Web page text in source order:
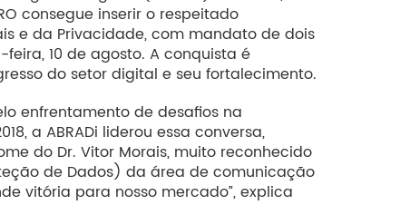
consegue inserir o respeitado
e da Privacidade, com mandato de dois
10 de agosto. A conquista é
do setor digital e seu fortalecimento.
enfrentamento de desafios na
a ABRADi liderou essa conversa,
do Dr. Vitor Morais, muito reconhecido
de Dados) da área de comunicação
vitória para nosso mercado”, explica